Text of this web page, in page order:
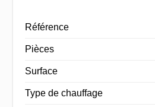
Référence
Pièces
Surface
Type de chauffage